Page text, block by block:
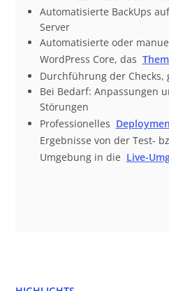
Automatisierte BackUps
Server
Automatisierte oder
WordPress Core, das
Durchführung der Checks,
Bei Bedarf: Anpassungen
Störungen
Professionelles
Ergebnisse von der Test-
Umgebung in die Live-